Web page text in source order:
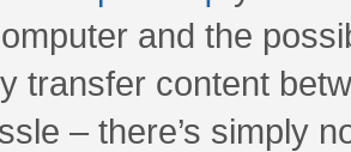
and the
transfer content
– there’s simply